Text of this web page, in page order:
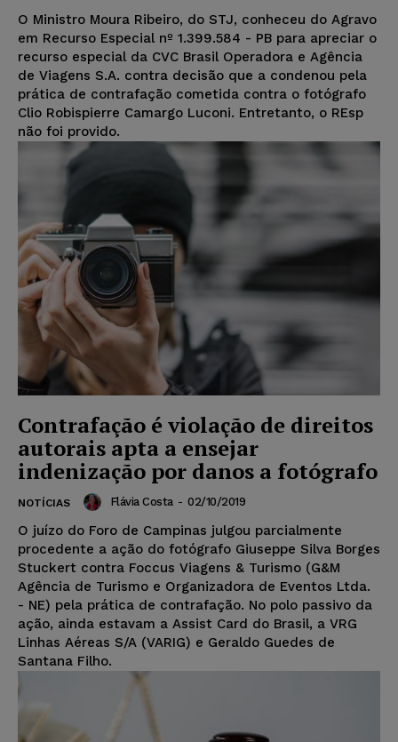
O Ministro Moura Ribeiro, do STJ, conheceu do Agravo
em Recurso Especial nº 1.399.584 - PB para apreciar o
recurso especial da CVC Brasil Operadora e Agência
de Viagens S.A. contra decisão que a condenou pela
prática de contrafação cometida contra o fotógrafo
Clio Robispierre Camargo Luconi. Entretanto, o REsp
não foi provido.
Contrafação é violação de direitos
autorais apta a ensejar
indenização por danos a fotógrafo
NOTÍCIAS Flávia Costa - 02/10/2019
O juízo do Foro de Campinas julgou parcialmente
procedente a ação do fotógrafo Giuseppe Silva Borges
Stuckert contra Foccus Viagens & Turismo (G&M
Agência de Turismo e Organizadora de Eventos Ltda.
- NE) pela prática de contrafação. No polo passivo da
ação, ainda estavam a Assist Card do Brasil, a VRG
Linhas Aéreas S/A (VARIG) e Geraldo Guedes de
Santana Filho.